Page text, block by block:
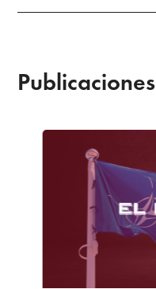
Publicaciones